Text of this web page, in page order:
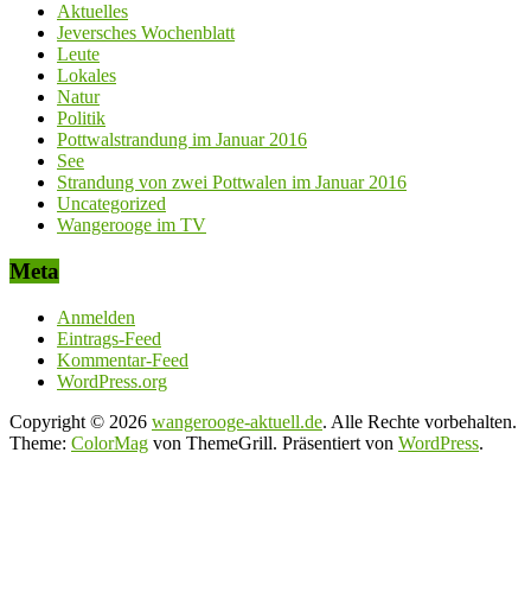
Aktuelles
Jeversches Wochenblatt
Leute
Lokales
Natur
Politik
Pottwalstrandung im Januar 2016
See
Strandung von zwei Pottwalen im Januar 2016
Uncategorized
Wangerooge im TV
Meta
Anmelden
Eintrags-Feed
Kommentar-Feed
WordPress.org
Copyright © 2026 wangerooge-aktuell.de. Alle Rechte vorbehalten.
Theme: ColorMag von ThemeGrill. Präsentiert von WordPress.